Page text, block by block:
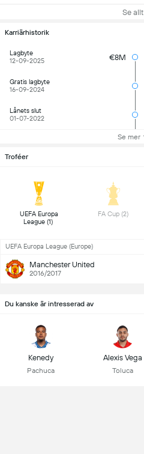
Se allt
Karriärhistorik
Lagbyte
12-09-2025
€8M
Gratis lagbyte
16-09-2024
Lånets slut
01-07-2022
Se mer
Troféer
UEFA Europa
League (1)
UEFA Europa League (Europe)
Manchester United
2016/2017
Du kanske är intresserad av
Kenedy
Pachuca
Alexis Vega
Toluca